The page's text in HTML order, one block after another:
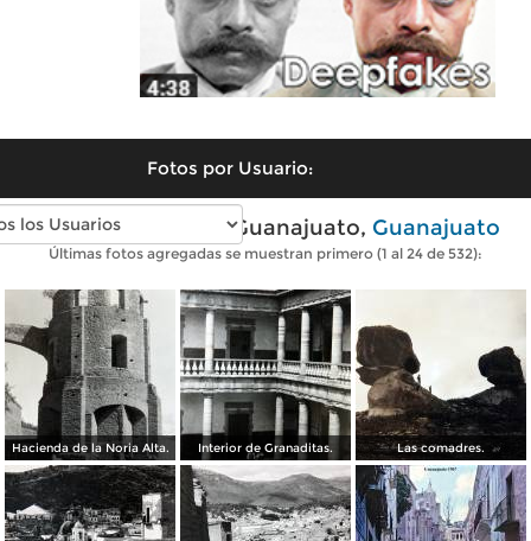
Fotos por Usuario:
Fotos antiguas de Guanajuato, Guanajuato
Últimas fotos agregadas se muestran primero (1 al 24 de 532):
Hacienda de la Noria Alta. Interior de Granaditas. Las comadres.